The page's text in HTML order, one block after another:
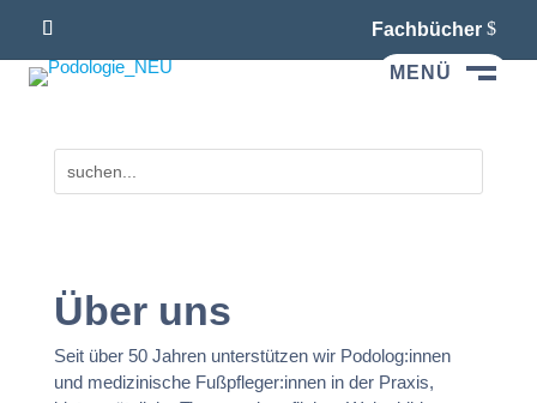
Fachbücher
MENÜ
Über uns
Seit über 50 Jahren unterstützen wir Podolog:innen
und medizinische Fußpfleger:innen in der Praxis,